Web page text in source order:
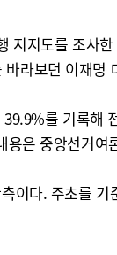
지지도를 조사
라보던 이재명
를 기록
은 중앙선거여
다. 주초를